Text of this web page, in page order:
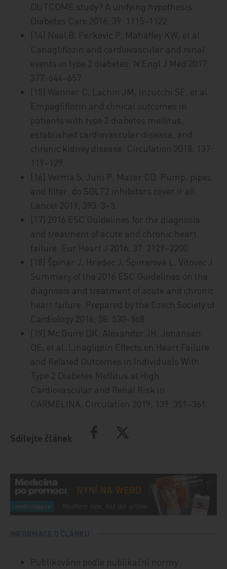
OUTCOME study? A unifying hypothesis.
Diabetes Care 2016; 39: 1115–1122.
[14] Neal B, Perkovic P, Mahaffey KW, et al.
Canagliflozin and cardiovascular and renal
events in type 2 diabetes. N Engl J Med 2017;
377: 644–657.
[15] Wanner C, Lachin JM, Inzucchi SE, et al.
Empagliflozin and clinical outcomes in
patients with type 2 diabetes mellitus,
established cardiovascular disease, and
chronic kidney disease. Circulation 2018; 137:
119–129.
[16] Verma S, Juni P, Mazer CD. Pump, pipes
and filter: do SGLT2 inhibitors cover it all.
Lancet 2019; 393: 3–5.
[17] 2016 ESC Guidelines for the diagnosis
and treatment of acute and chronic heart
failure. Eur Heart J 2016; 37: 2129–2200.
[18] Špinar J, Hradec J, Špinarová L, Vítovec J.
Summary of the 2016 ESC Guidelines on the
diagnosis and treatment of acute and chronic
heart failure. Prepared by the Czech Society of
Cardiology 2016; 58: 530–568.
[19] Mc Guire DK, Alexander JH, Johansen
OE, et al. Linagliptin Effects on Heart Failure
and Related Outcomes in Individuals With
Type 2 Diabetes Mellitus at High
Cardiovascular and Renal Risk in
CARMELINA. Circulation 2019; 139: 351–361.
Sdílejte článek
Publikováno podle publikační normy: